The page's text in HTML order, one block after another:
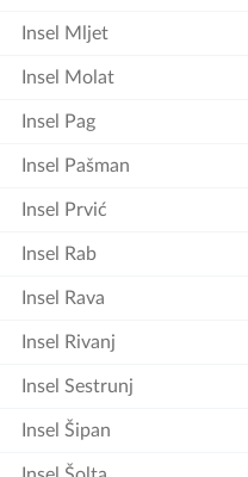
Insel Mljet
Insel Molat
Insel Pag
Insel Pašman
Insel Prvić
Insel Rab
Insel Rava
Insel Rivanj
Insel Sestrunj
Insel Šipan